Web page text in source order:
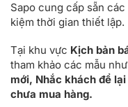
Sapo cung cấp sẵn
kiệm thời gian thiết lập.
Tại khu vực Kịch bản
tham khảo các mẫu
mới, Nhắc khách để
chưa mua hàng.